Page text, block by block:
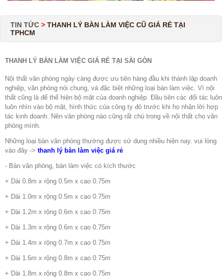
TIN TỨC > THANH LÝ BÀN LÀM VIỆC CŨ GIÁ RẺ TẠI
TPHCM
THANH LÝ BÀN LÀM VIỆC GIÁ RẺ TẠI SÀI GÒN
Nội thất văn phòng ngày càng được ưu tiên hàng đầu khi thành lập doanh
nghiệp, văn phòng nói chung, và đặc biệt những loại bàn làm việc. Vì nội
thất cũng là để thể hiện bộ mặt của doanh nghiệp. Đầu tiên các đối tác luôn
luôn nhìn vào bộ mặt, hình thức của công ty đó trước khi họ nhận lời hợp
tác kinh doanh. Nên văn phòng nào cũng rất chú trong về nội thất cho văn
phòng mình.
Những loại bàn văn phòng thường được sử dụng nhiều hiện nay. vui lòng
vào đây -> thanh lý bàn làm việc giá rẻ
- Bàn văn phòng, bàn làm việc có kích thước
+ Dài 0.8m x rộng 0.5m x cao 0.75m
+ Dài 1.0m x rộng 0.5m x cao 0.75m
+ Dài 1.2m x rộng 0.6m x cao 0.75m
+ Dài 1.3m x rộng 0.6m x cao 0.75m
+ Dài 1.4m x rộng 0.7m x cao 0.75m
+ Dài 1.6m x rộng 0.8m x cao 0.75m
+ Dài 1.8m x rộng 0.8m x cao 0.75m